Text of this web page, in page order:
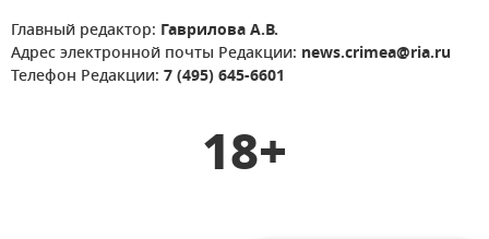
Главный редактор: Гаврилова А.В.
Адрес электронной почты Редакции: news.crimea@ria.ru
Телефон Редакции: 7 (495) 645-6601
18+